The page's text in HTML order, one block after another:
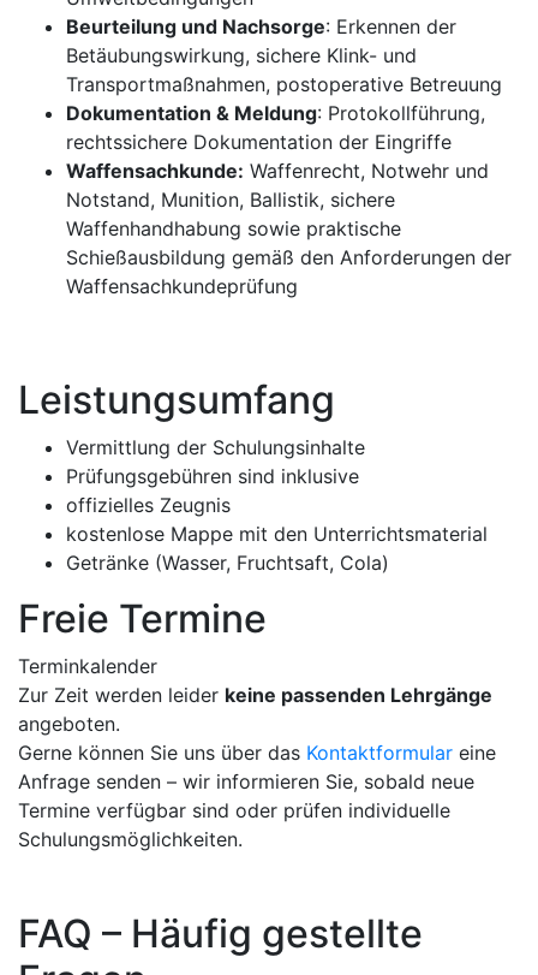
Beurteilung und Nachsorge: Erkennen der
Betäubungswirkung, sichere Klink- und
Transportmaßnahmen, postoperative Betreuung
Dokumentation & Meldung: Protokollführung,
rechtssichere Dokumentation der Eingriffe
Waffensachkunde: Waffenrecht, Notwehr und
Notstand, Munition, Ballistik, sichere
Waffenhandhabung sowie praktische
Schießausbildung gemäß den Anforderungen der
Waffensachkundeprüfung
Leistungsumfang
Vermittlung der Schulungsinhalte
Prüfungsgebühren sind inklusive
offizielles Zeugnis
kostenlose Mappe mit den Unterrichtsmaterial
Getränke (Wasser, Fruchtsaft, Cola)
Freie Termine
Terminkalender
Zur Zeit werden leider keine passenden Lehrgänge
angeboten.
Gerne können Sie uns über das Kontaktformular eine
Anfrage senden – wir informieren Sie, sobald neue
Termine verfügbar sind oder prüfen individuelle
Schulungsmöglichkeiten.
FAQ – Häufig gestellte